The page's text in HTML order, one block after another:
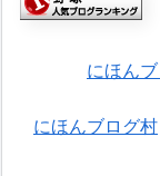
にほん
にほんブログ村